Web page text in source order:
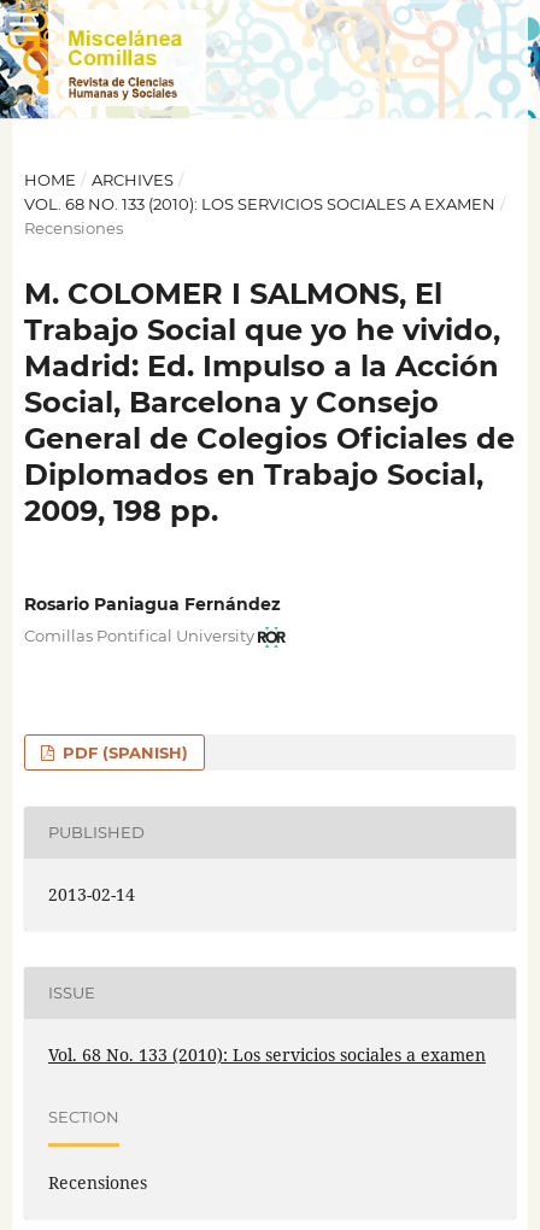
HOME / ARCHIVES /
VOL. 68 NO. 133 (2010): LOS SERVICIOS SOCIALES A EXAMEN /
Recensiones
M. COLOMER I SALMONS, El
Trabajo Social que yo he vivido,
Madrid: Ed. Impulso a la Acción
Social, Barcelona y Consejo
General de Colegios Oficiales de
Diplomados en Trabajo Social,
2009, 198 pp.
Rosario Paniagua Fernández
Comillas Pontifical University
PDF (SPANISH)
PUBLISHED
2013-02-14
ISSUE
Vol. 68 No. 133 (2010): Los servicios sociales a examen
SECTION
Recensiones